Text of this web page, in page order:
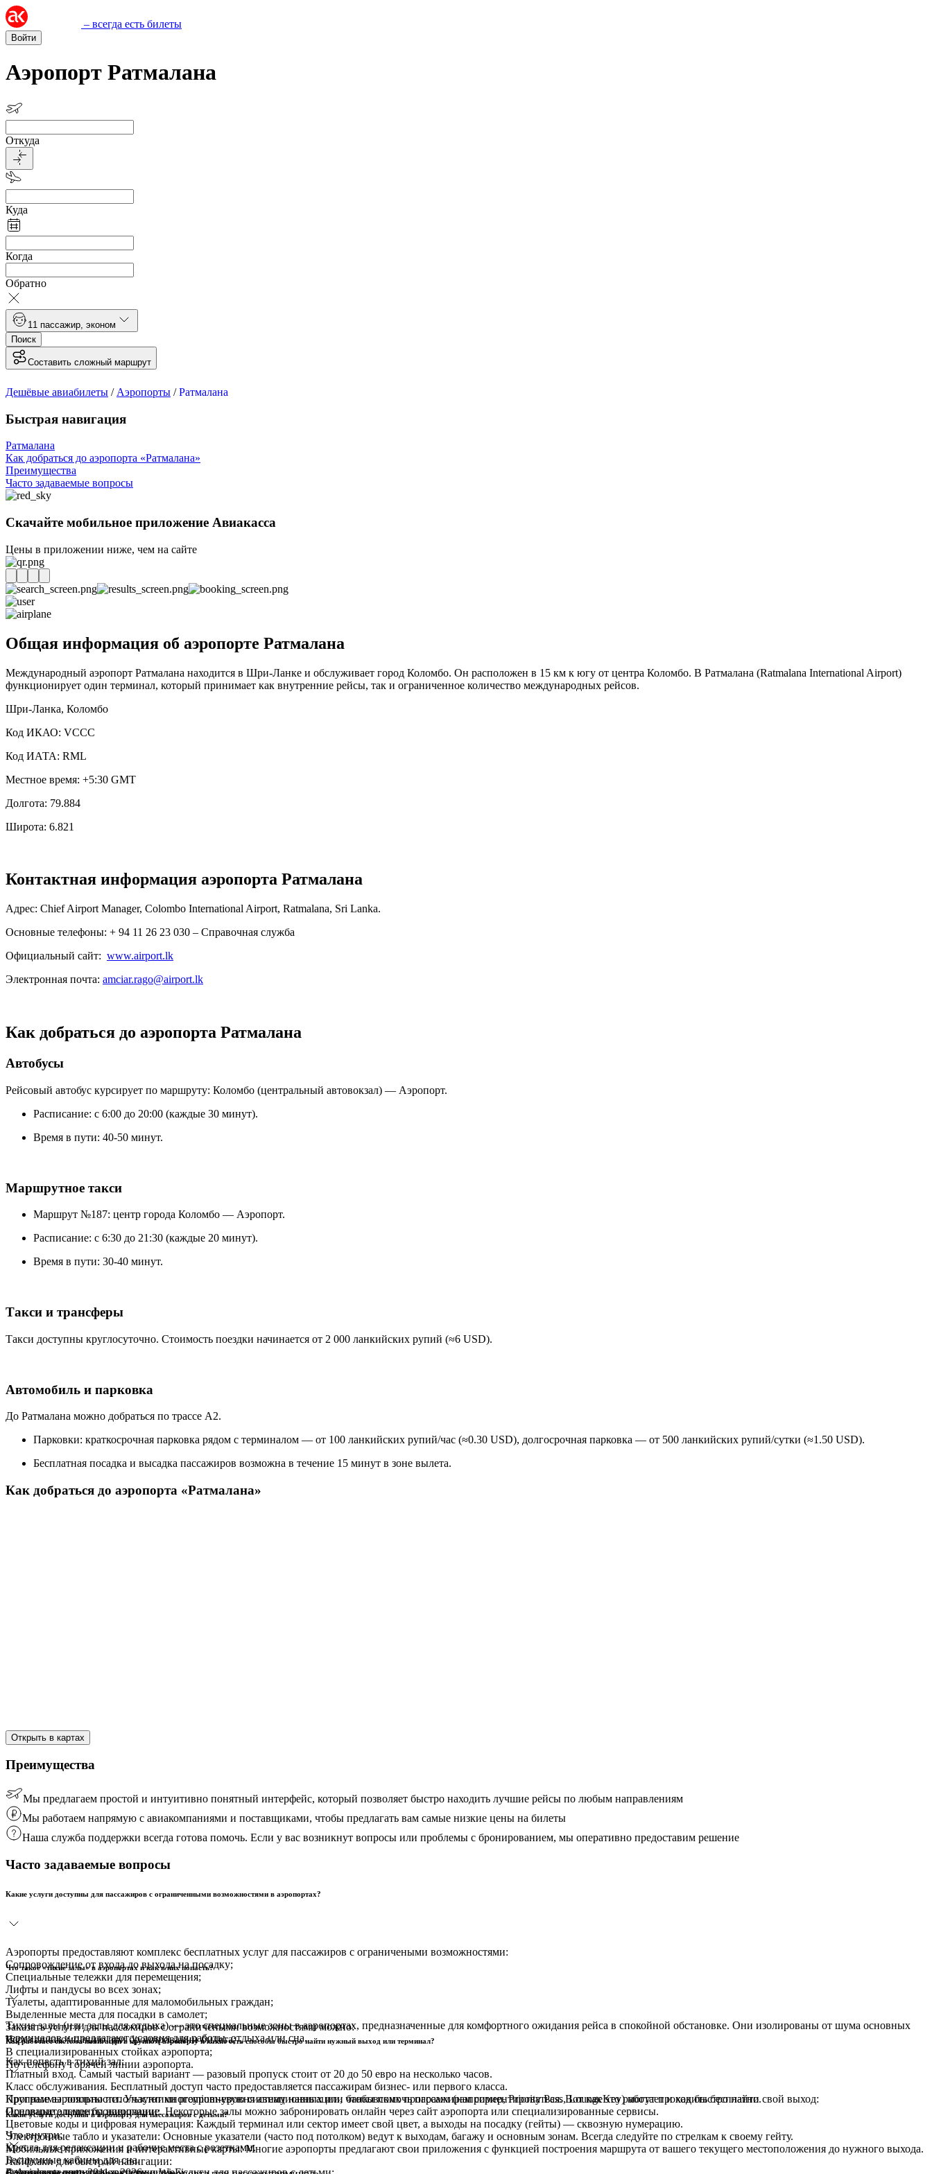
– всегда есть билеты
Войти
Аэропорт Ратмалана
Откуда
Куда
Когда
Обратно
1 1 пассажир эконом
Поиск
Составить сложный маршрут
Дешёвые авиабилеты / Аэропорты /Ратмалана
Быстрая навигация
Ратмалана
Как добраться до аэропорта «Ратмалана»
Преимущества
Часто задаваемые вопросы
Скачайте мобильное приложение Авиакасса
Цены в приложении ниже, чем на сайте
Общая информация об аэропорте Ратмалана
Международный аэропорт Ратмалана находится в Шри-Ланке и обслуживает город Коломбо. Он расположен в 15 км к югу от центра Коломбо. В Ратмалана (Ratmalana International Airport)
функционирует один терминал, который принимает как внутренние рейсы, так и ограниченное количество международных рейсов.
Шри-Ланка, Коломбо
Код ИКАО: VCCC
Код ИАТА: RML
Местное время: +5:30 GMT
Долгота: 79.884
Широта: 6.821
Контактная информация аэропорта Ратмалана
Адрес: Chief Airport Manager, Colombo International Airport, Ratmalana, Sri Lanka.
Основные телефоны: + 94 11 26 23 030 – Справочная служба
Официальный сайт: www.airport.lk
Электронная почта: amciar.rago@airport.lk
Как добраться до аэропорта Ратмалана
Автобусы
Рейсовый автобус курсирует по маршруту: Коломбо (центральный автовокзал) — Аэропорт.
Расписание: с 6:00 до 20:00 (каждые 30 минут).
Время в пути: 40-50 минут.
Маршрутное такси
Маршрут №187: центр города Коломбо — Аэропорт.
Расписание: с 6:30 до 21:30 (каждые 20 минут).
Время в пути: 30-40 минут.
Такси и трансферы
Такси доступны круглосуточно. Стоимость поездки начинается от 2 000 ланкийских рупий (≈6 USD).
Автомобиль и парковка
До Ратмалана можно добраться по трассе A2.
Парковки: краткосрочная парковка рядом с терминалом — от 100 ланкийских рупий/час (≈0.30 USD), долгосрочная парковка — от 500 ланкийских рупий/сутки (≈1.50 USD).
Бесплатная посадка и высадка пассажиров возможна в течение 15 минут в зоне вылета.
Как добраться до аэропорта «Ратмалана»
Открыть в картах
Преимущества
Мы предлагаем простой и интуитивно понятный интерфейс, который позволяет быстро находить лучшие рейсы по любым направлениям
Мы работаем напрямую с авиакомпаниями и поставщиками, чтобы предлагать вам самые низкие цены на билеты
Наша служба поддержки всегда готова помочь. Если у вас возникнут вопросы или проблемы с бронированием, мы оперативно предоставим решение
Часто задаваемые вопросы
Какие услуги доступны для пассажиров с ограниченными возможностями в аэропортах?
Аэропорты предоставляют комплекс бесплатных услуг для пассажиров с ограничеными возможностями:
Сопровождение от входа до выхода на посадку;
Специальные тележки для перемещения;
Лифты и пандусы во всех зонах;
Туалеты, адаптированные для маломобильных граждан;
Выделенные места для посадки в самолет;
Заказать услуги для пассажиров с ограничеными возможностями можно:
Через авиакомпанию при бронировании билета;
В специализированных стойках аэропорта;
По телефону горячей линии аэропорта.
Что такое «тихие залы» в аэропортах и как в них попасть?
Тихие залы (или залы для отдыха) — это специальные зоны в аэропортах, предназначенные для комфортного ожидания рейса в спокойной обстановке. Они изолированы от шума основных
терминалов и предлагают условия для работы, отдыха или сна.
Как попасть в тихий зал:
Платный вход. Самый частый вариант — разовый пропуск стоит от 20 до 50 евро на несколько часов.
Класс обслуживания. Бесплатный доступ часто предоставляется пассажирам бизнес- или первого класса.
Программы лояльности. Участники premium-уровня авиационных или банковских программ (например, Priority Pass, LoungeKey) могут проходить бесплатно.
Предварительное бронирование. Некоторые залы можно забронировать онлайн через сайт аэропорта или специализированные сервисы.
Что внутри:
Кресла для релаксации и рабочие места с розетками.
Бесшумные кабины для сна.
Как работает система навигации в крупном аэропорту и какие есть способы быстро найти нужный выход или терминал?
Крупные аэропорты используют многоуровневую систему навигации, чтобы помочь пассажирам сориентироваться. Вот как это работает и как быстро найти свой выход:
Основные элементы навигации:
Цветовые коды и цифровая нумерация: Каждый терминал или сектор имеет свой цвет, а выходы на посадку (гейты) — сквозную нумерацию.
Электронные табло и указатели: Основные указатели (часто под потолком) ведут к выходам, багажу и основным зонам. Всегда следуйте по стрелкам к своему гейту.
Мобильные приложения и интерактивные карты: Многие аэропорты предлагают свои приложения с функцией построения маршрута от вашего текущего местоположения до нужного выхода.
Лайфхаки для быстрой навигации:
Какие услуги доступны в аэропорту для пассажиров с детьми?